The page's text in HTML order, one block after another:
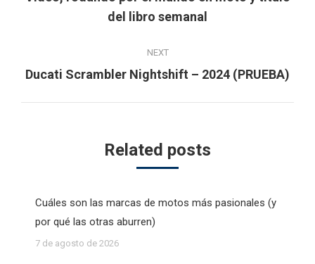
Previous
post:
del libro semanal
NEXT
Next
Ducati Scrambler Nightshift – 2024 (PRUEBA)
Related posts
Cuáles son las marcas de motos más pasionales (y
por qué las otras aburren)
7 de agosto de 2026